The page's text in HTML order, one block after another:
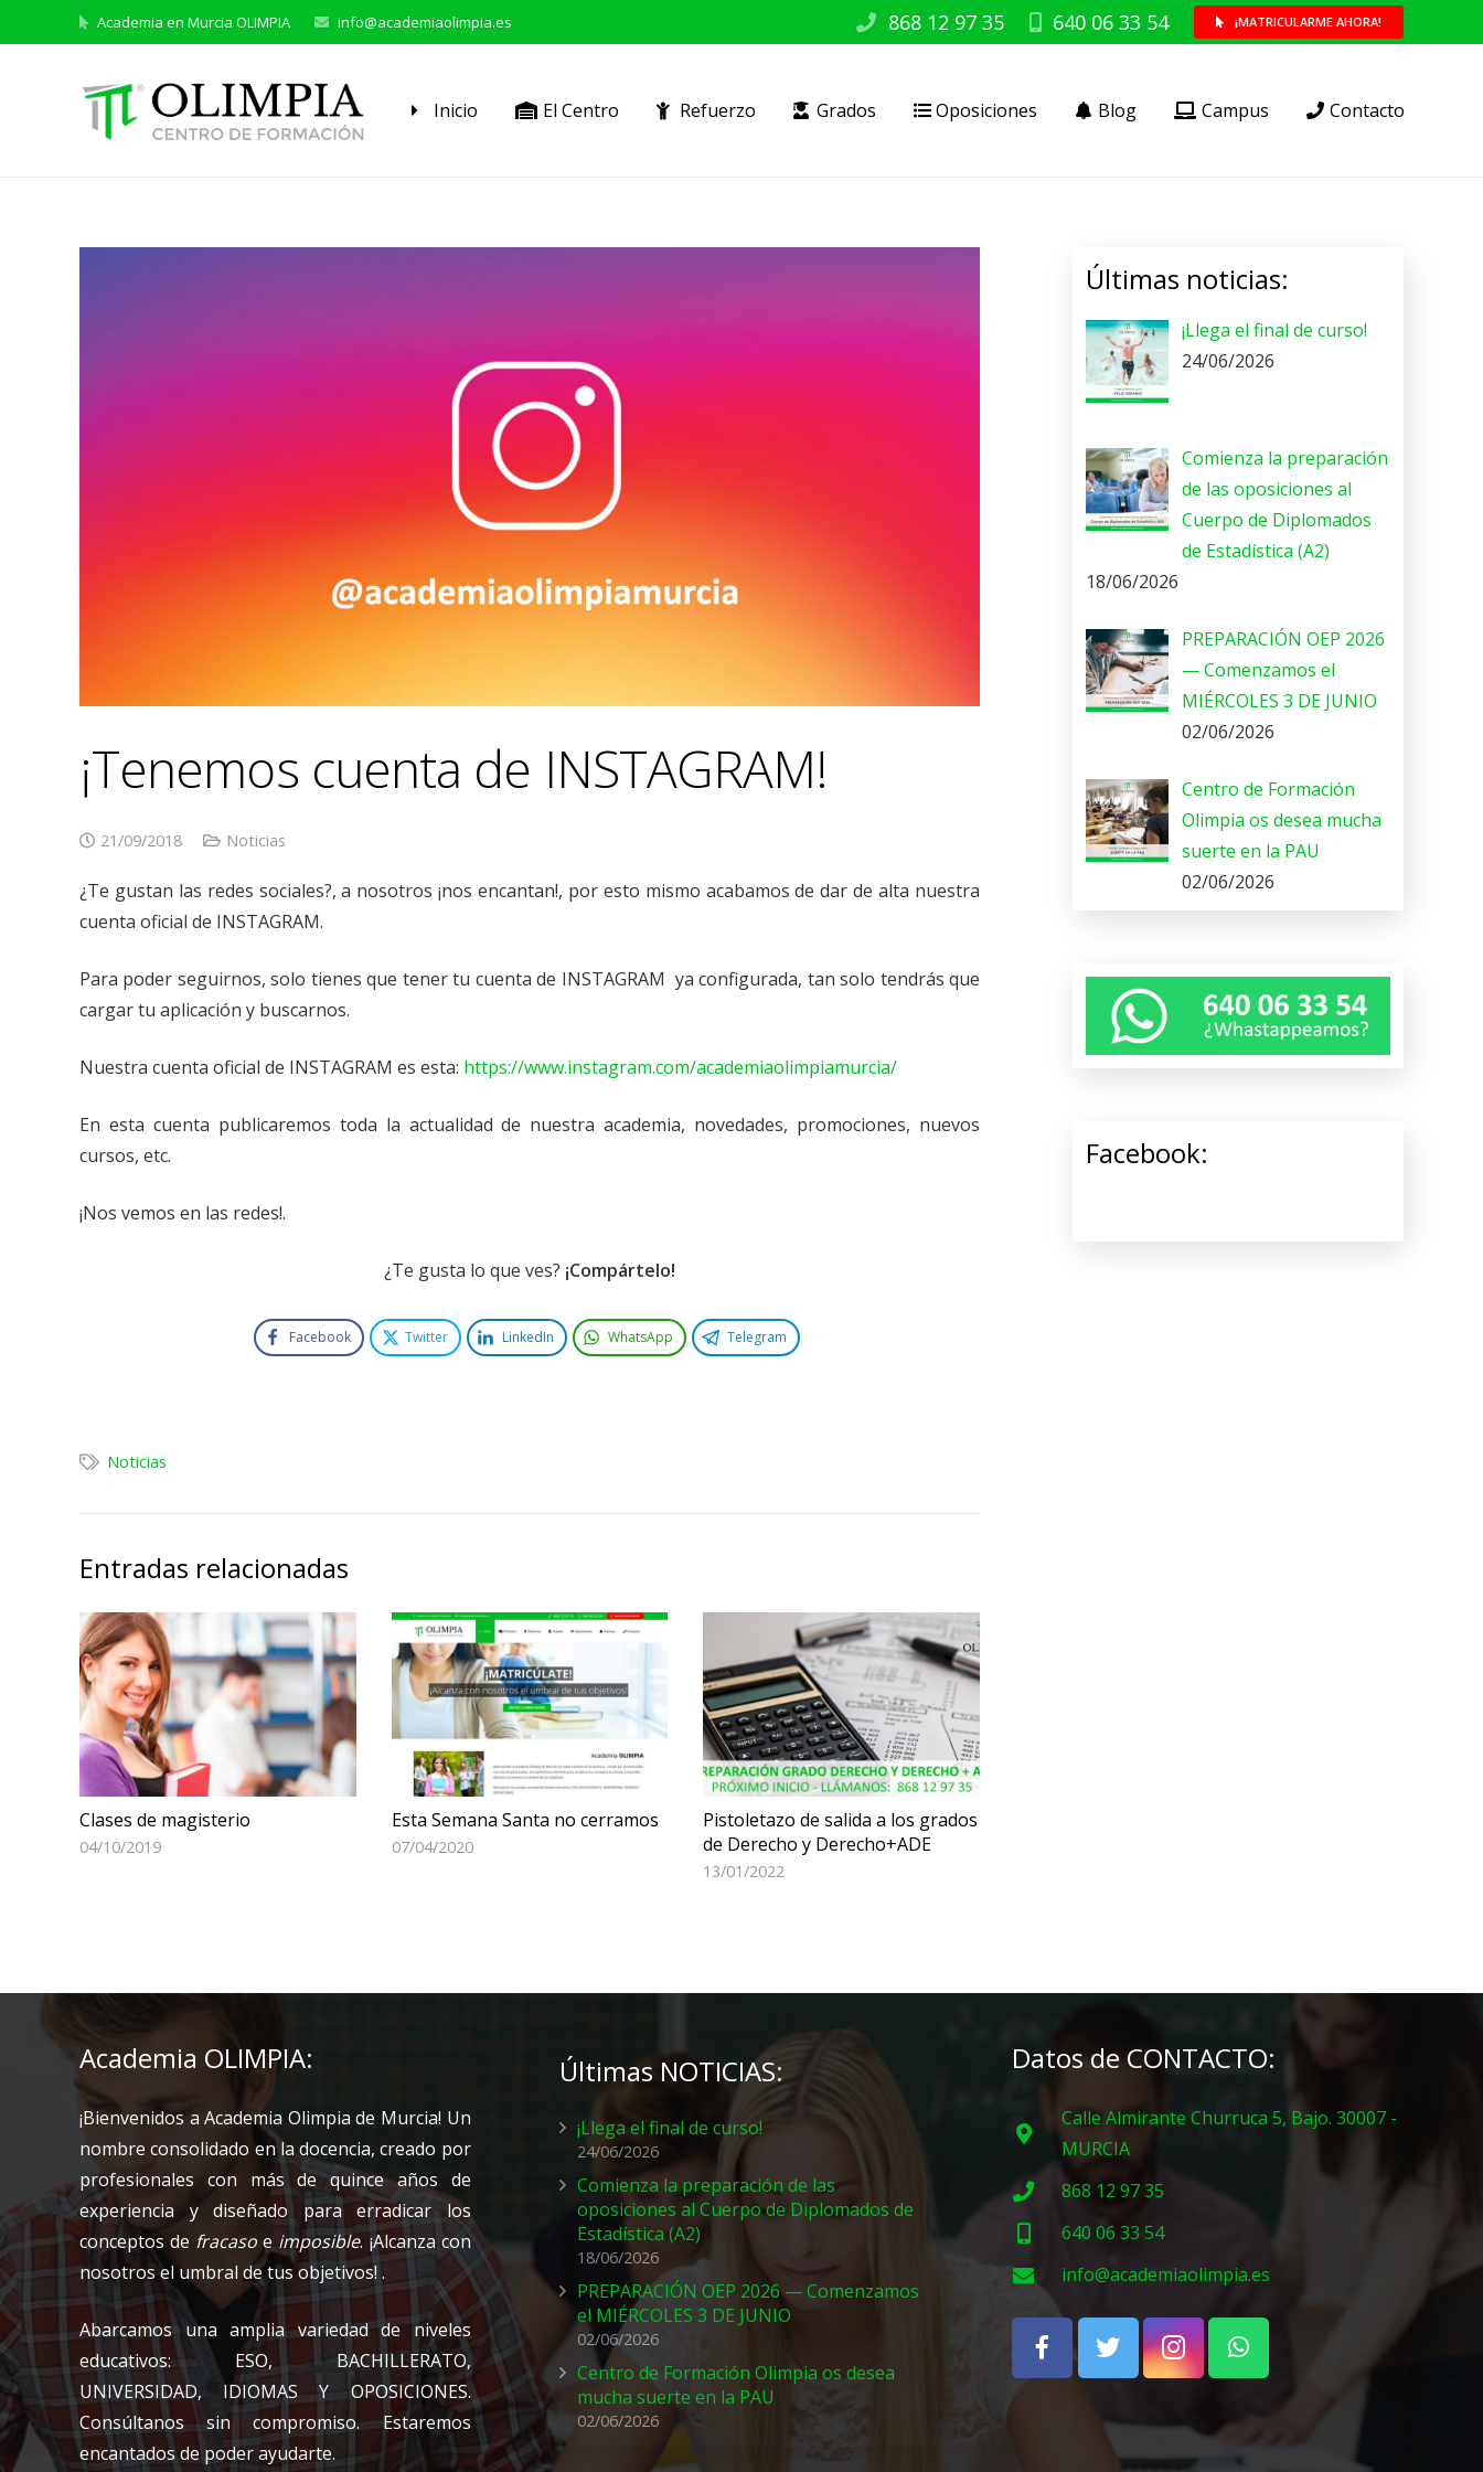
Academia en Murcia OLIMPIA info@academiaolimpia.es 868 12 97 35 640 06 33 54 ¡MATRICULARME AHORA!
Inicio El Centro Refuerzo Grados Oposiciones Blog Campus Contacto
¡Tenemos cuenta de INSTAGRAM!
21/09/2018 Noticias
¿Te gustan las redes sociales?, a nosotros ¡nos encantan!, por esto mismo acabamos de dar de alta nuestra
cuenta oficial de INSTAGRAM.
Para poder seguirnos, solo tienes que tener tu cuenta de INSTAGRAM ya configurada, tan solo tendrás que
cargar tu aplicación y buscarnos.
Nuestra cuenta oficial de INSTAGRAM es esta: https://www.instagram.com/academiaolimpiamurcia/
En esta cuenta publicaremos toda la actualidad de nuestra academia, novedades, promociones, nuevos
cursos, etc.
¡Nos vemos en las redes!.
¿Te gusta lo que ves? ¡Compártelo!
Facebook Twitter LinkedIn WhatsApp Telegram
Noticias
Entradas relacionadas
Clases de magisterio
04/10/2019
Esta Semana Santa no cerramos
07/04/2020
Pistoletazo de salida a los grados
de Derecho y Derecho+ADE
13/01/2022
Últimas noticias:
¡Llega el final de curso!
24/06/2026
Comienza la preparación
de las oposiciones al
Cuerpo de Diplomados
de Estadística (A2)
18/06/2026
PREPARACIÓN OEP 2026
— Comenzamos el
MIÉRCOLES 3 DE JUNIO
02/06/2026
Centro de Formación
Olimpia os desea mucha
suerte en la PAU
02/06/2026
Facebook:
Academia OLIMPIA:
¡Bienvenidos a Academia Olimpia de Murcia! Un
nombre consolidado en la docencia, creado por
profesionales con más de quince años de
experiencia y diseñado para erradicar los
conceptos de fracaso e imposible. ¡Alcanza con
nosotros el umbral de tus objetivos! .
Abarcamos una amplia variedad de niveles
educativos: ESO, BACHILLERATO,
UNIVERSIDAD, IDIOMAS Y OPOSICIONES.
Consúltanos sin compromiso. Estaremos
encantados de poder ayudarte.
Últimas NOTICIAS:
¡Llega el final de curso!
24/06/2026
Comienza la preparación de las
oposiciones al Cuerpo de Diplomados de
Estadística (A2)
18/06/2026
PREPARACIÓN OEP 2026 — Comenzamos
el MIÉRCOLES 3 DE JUNIO
02/06/2026
Centro de Formación Olimpia os desea
mucha suerte en la PAU
02/06/2026
Datos de CONTACTO:
Calle Almirante Churruca 5, Bajo. 30007 -
MURCIA
868 12 97 35
640 06 33 54
info@academiaolimpia.es